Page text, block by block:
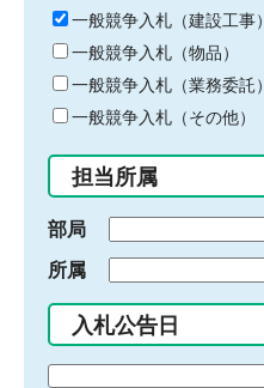
キ
ー
ワ
ー
ド
入
力
一般競争入札（建設工事）
一般競争入札（物品）
一般競争入札（業務委託）
一般競争入札（その他）
担当所属
部局
所属
入札公告日